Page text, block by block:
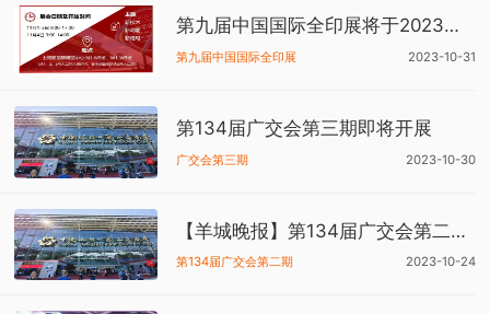
第九届中国国际全印展将于2023年11月1至11月4日举行
第九届中国国际全印展 2023-10-31
第134届广交会第三期即将开展
广交会第三期 2023-10-30
【羊城晚报】第134届广交会第二期今日开展，线下展规模再创新高 “广东制造”惊艳亮相
第134届广交会第二期 2023-10-24